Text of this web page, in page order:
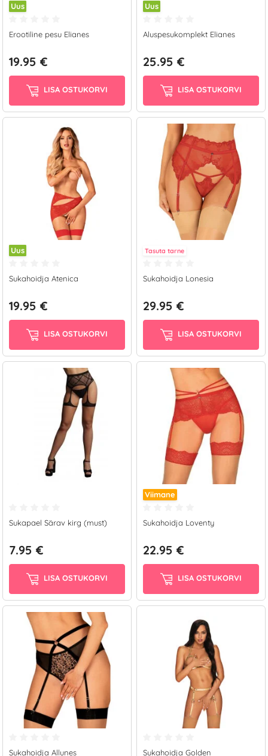
Uus
Erootiline pesu Elianes
19.95 €
LISA OSTUKORVI
Uus
Aluspesukomplekt Elianes
25.95 €
LISA OSTUKORVI
Uus
Sukahoidja Atenica
19.95 €
LISA OSTUKORVI
Tasuta tarne
Sukahoidja Lonesia
29.95 €
LISA OSTUKORVI
Sukapael Särav kirg (must)
7.95 €
LISA OSTUKORVI
Viimane
Sukahoidja Loventy
22.95 €
LISA OSTUKORVI
Sukahoidja Allunes Sukahoidja Golden